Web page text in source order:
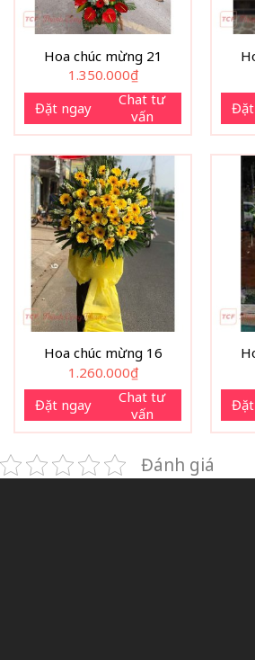
Hoa chúc mừng 21
1.350.000₫
Đặt ngay
Chat tư
vấn
Hoa chúc mừng 16
1.260.000₫
Đặt ngay
Chat tư
vấn
Đánh giá